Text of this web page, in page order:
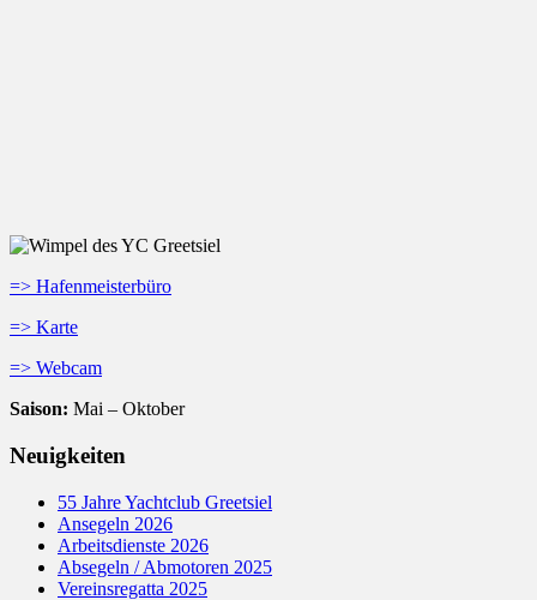
=> Hafenmeisterbüro
=> Karte
=> Webcam
Saison: Mai – Oktober
Neuigkeiten
55 Jahre Yachtclub Greetsiel
Ansegeln 2026
Arbeitsdienste 2026
Absegeln / Abmotoren 2025
Vereinsregatta 2025